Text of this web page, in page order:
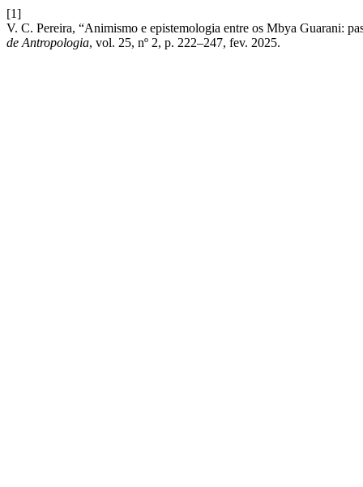
[1]
V. C. Pereira, “Animismo e epistemologia entre os Mbya Guarani:
de Antropologia, vol. 25, nº 2, p. 222–247, fev. 2025.